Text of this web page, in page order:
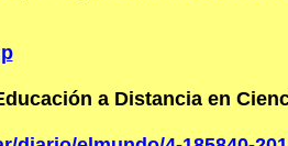
a Distancia en